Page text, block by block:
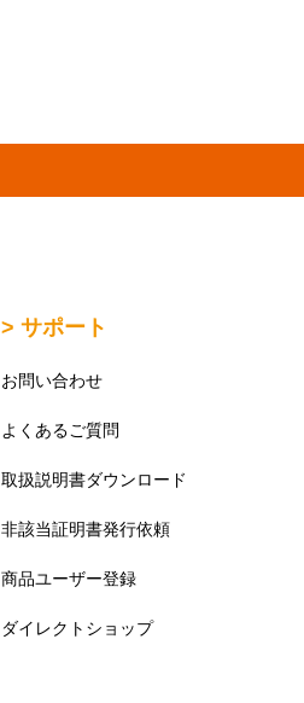
> サポート
お問い合わせ
よくあるご質問
取扱説明書ダウンロード
非該当証明書発行依頼
商品ユーザー登録
ダイレクトショップ